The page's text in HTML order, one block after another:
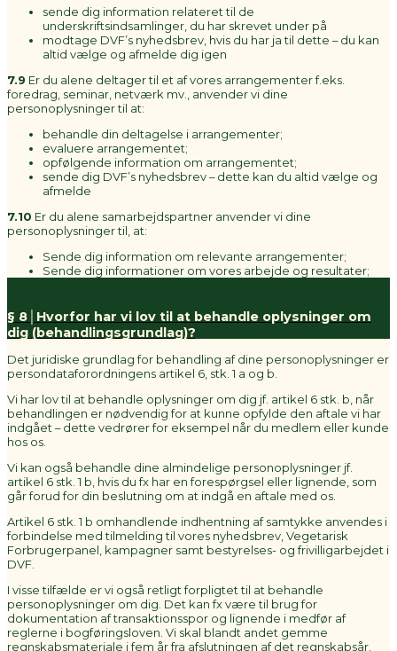
sende dig information relateret til de
underskriftsindsamlinger, du har skrevet under på
modtage DVF’s nyhedsbrev, hvis du har ja til dette – du kan
altid vælge og afmelde dig igen
7.9 Er du alene deltager til et af vores arrangementer f.eks.
foredrag, seminar, netværk mv., anvender vi dine
personoplysninger til at:
behandle din deltagelse i arrangementer;
evaluere arrangementet;
opfølgende information om arrangementet;
sende dig DVF’s nyhedsbrev – dette kan du altid vælge og
afmelde
7.10 Er du alene samarbejdspartner anvender vi dine
personoplysninger til, at:
Sende dig information om relevante arrangementer;
Sende dig informationer om vores arbejde og resultater;
§ 8│Hvorfor har vi lov til at behandle oplysninger om
dig (behandlingsgrundlag)?
Det juridiske grundlag for behandling af dine personoplysninger er
persondataforordningens artikel 6, stk. 1 a og b.
Vi har lov til at behandle oplysninger om dig jf. artikel 6 stk. b, når
behandlingen er nødvendig for at kunne opfylde den aftale vi har
indgået – dette vedrører for eksempel når du medlem eller kunde
hos os.
Vi kan også behandle dine almindelige personoplysninger jf.
artikel 6 stk. 1 b, hvis du fx har en forespørgsel eller lignende, som
går forud for din beslutning om at indgå en aftale med os.
Artikel 6 stk. 1 b omhandlende indhentning af samtykke anvendes i
forbindelse med tilmelding til vores nyhedsbrev, Vegetarisk
Forbrugerpanel, kampagner samt bestyrelses- og frivilligarbejdet i
DVF.
I visse tilfælde er vi også retligt forpligtet til at behandle
personoplysninger om dig. Det kan fx være til brug for
dokumentation af transaktionsspor og lignende i medfør af
reglerne i bogføringsloven. Vi skal blandt andet gemme
regnskabsmateriale i fem år fra afslutningen af det regnskabsår,